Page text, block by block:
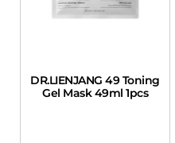
DR.LIENJANG 49 Toning
Gel Mask 49ml 1pcs